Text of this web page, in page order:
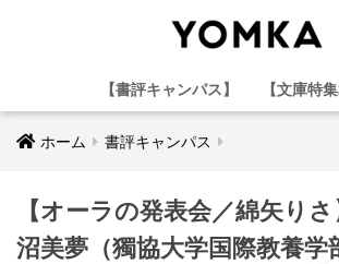
【書評キャンパス】 【文庫特
ホーム 書評キャンパス
【オーラの発表会／綿矢り
沼美夢（獨協大学国際教養学